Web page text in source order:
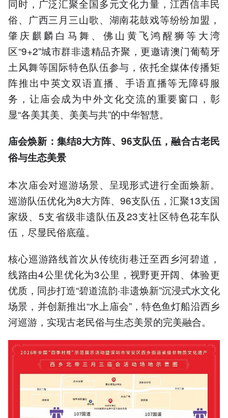
同时，广泛汇聚全国多元文化力量，江西信丰民
俗、广西三月三山歌、湖南花鼓戏等纷纷加盟，
肇庆麒麟白马舞、佛山黄飞鸿醒狮等大湾
区“9+2”城市群非遗精品齐聚，更邀请澳门葡萄牙
土风舞等国际特色队伍参与，依托全媒体传播矩
阵推出中英文双语直播、手语直播等无障碍服
务，让庙会成为中外文化交流的重要窗口，彰
显“各美其美、美美与共”的中华智慧。
庙会焕新：集结8大方阵、96支队伍，融合古老民
俗与生态美景
本次庙会对巡游场景、呈现形式进行全面焕新。
巡游队伍优化为8大方阵、96支队伍，汇聚13支国
家级、5支省级非遗队伍及23支社区特色花车队
伍，尽显民俗底蕴。
核心巡游路线首次从传统街巷迁至西乡河碧道，
线路由4公里优化为3公里，视野更开阔、体验更
优质，同步打造“碧道流韵·非遗焕新”沉浸式水文化
场景，并创新推出“水上庙会”，特色鱼灯船沿西乡
河巡游，实现古老民俗与生态美景的完美融合。